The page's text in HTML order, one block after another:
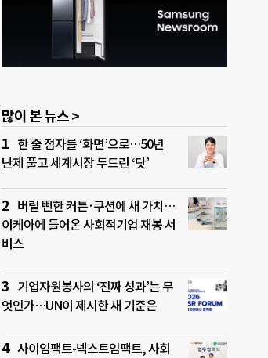
많이 본 뉴스 >
한 줄 점자를 ‘화면’으로…50년
난제 풀고 세계시장 두드린 ‘닷’
버릴 뻔한 커튼·쿠션에 새 가치…
이케아에 들어온 사회적기업 재봉 서
비스
기업자원봉사의 ‘진짜 성과’는 무
엇인가…UN이 제시한 새 기준은
사이임팩트-넥스트임팩트, 사회